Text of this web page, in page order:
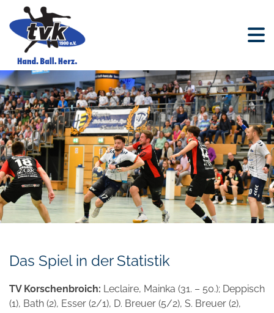
Das Spiel in der Statistik
TV Korschenbroich: Leclaire, Mainka (31. – 50.); Deppisch
(1), Bath (2), Esser (2/1), D. Breuer (5/2), S. Breuer (2),